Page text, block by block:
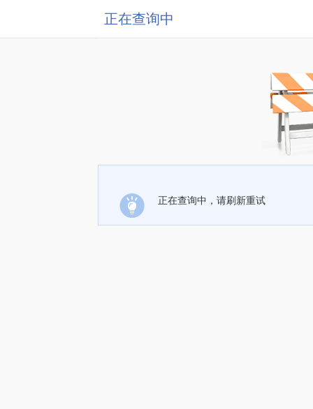
正在查询中
正在查询中，请刷新重试